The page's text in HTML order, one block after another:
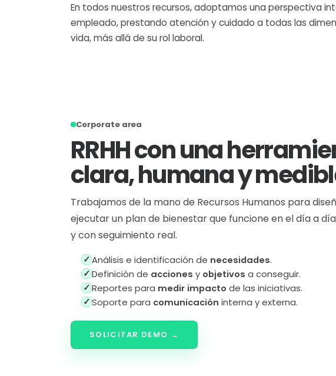
En todos nuestros recursos, adoptamos una perspectiva
empleado, prestando atención y cuidado a todas las
vida, más allá de su rol laboral.
Corporate area
RRHH con una
clara, humana y
Trabajamos de la mano de Recursos Humanos para
ejecutar un plan de bienestar que funcione en el día a
y con seguimiento real.
✓Análisis e identificación de necesidades.
✓Definición de acciones y objetivos a conseguir.
✓Reportes para medir impacto de las iniciativas.
✓Soporte para comunicación interna y externa.
SOLICITAR DEMO →